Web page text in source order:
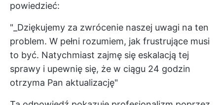
powiedzieć:
"_Dziękujemy za zwrócenie naszej uwagi na ten
problem. W pełni rozumiem, jak frustrujące musi
to być. Natychmiast zajmę się eskalacją tej
sprawy i upewnię się, że w ciągu 24 godzin
otrzyma Pan aktualizację"